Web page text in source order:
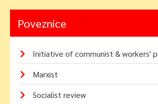
Poveznice
Initiative of communist & workers'
Marxist
Socialist review